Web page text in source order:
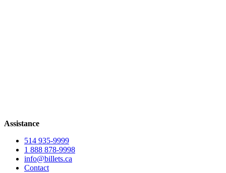
Assistance
514 935-9999
1 888 878-9998
info@billets.ca
Contact